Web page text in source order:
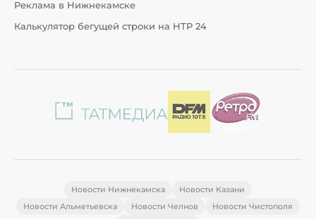
Реклама в Нижнекамске
Калькулятор бегущей строки на НТР 24
Новости Нижнекамска
Новости Казани
Новости Альметьевска
Новости Челнов
Новости Чистополя